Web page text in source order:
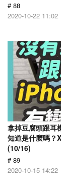
# 88
2020-10-22 11:02
拿掉豆腐頭跟耳
知道是什麼嗎？
(10/16)
# 89
2020-10-15 14:22